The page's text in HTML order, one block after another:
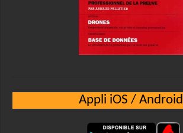
Appli iOS / Android